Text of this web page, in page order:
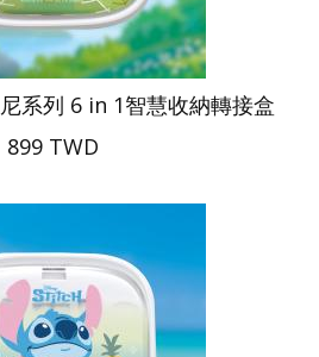
系列 6 in 1智慧收納轉接盒
899 TWD